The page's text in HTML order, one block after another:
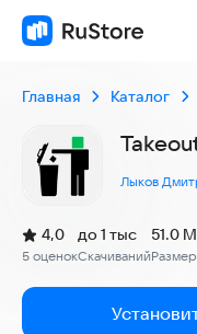
Главная Каталог
Лыков
Рейтинг:
4,0
(
5 оценок
)
Скачиваний
до 1 тыс
Размер
51.0